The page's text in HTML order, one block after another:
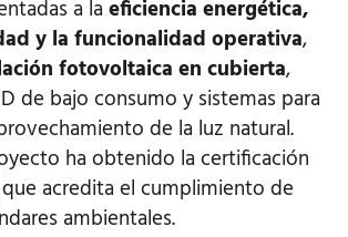
a la eficiencia energética,
y la funcionalidad operativa,
fotovoltaica en cubierta,
de bajo consumo y sistemas para
de la luz natural.
ha obtenido la certificación
acredita el cumplimiento de
ambientales.